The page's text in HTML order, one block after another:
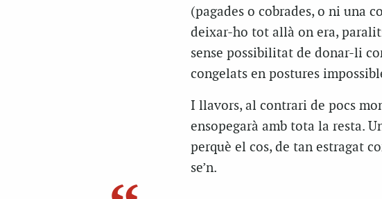
(pagades o cobrades, o ni una
deixar-ho tot allà on era,
sense possibilitat de donar-li
congelats en postures
I llavors, al contrari de pocs
ensopegarà amb tota la resta.
perquè el cos, de tan estragat
se’n.